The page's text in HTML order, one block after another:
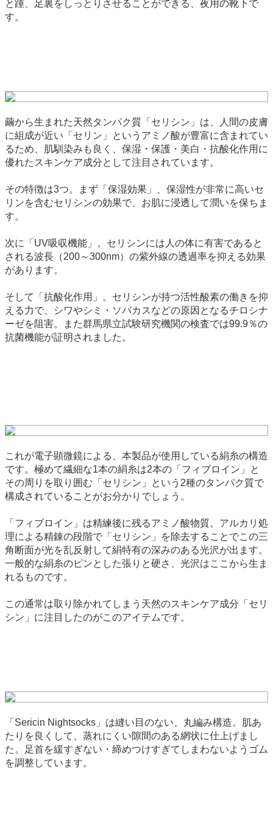
と踵、足裏をしっとりさせることができる、夜用の靴下で
す。
繭から生まれた天然タンパク質「セリシン」は、人間の皮膚
に組成が近い「セリン」というアミノ酸が豊富に含まれてい
るため、肌馴染みも良く、保湿・保護・美白・抗酸化作用に
優れたスキンケア成分として注目されています。
その特徴は3つ。まず「保湿効果」、保湿性が非常に高いセ
リンを含むセリシンの効果で、お肌に浸透して潤いを保ちま
す。
次に「UV吸収機能」。セリシンには人の体に有害であると
される波長（200～300nm）の紫外線の透過率を抑える効果
があります。
そして「抗酸化作用」。セリシンが持つ活性酸素の働きを抑
える力で、シワやシミ・ソバカスなどの原因となるチロシナ
ーゼを阻害。また群馬県立試験研究機関の検査では99.9％の
抗菌機能が証明されました。
これが電子顕微鏡による、本製品が使用している絹糸の構造
です。極めて繊細な1本の絹糸は2本の「フィブロイン」と
その周りを取り囲む「セリシン」という2種のタンパク質で
構成されていることがお分かりでしょう。
「フィブロイン」は精練後に残るアミノ酸物質。アルカリ処
理による精錬の段階で「セリシン」を除去することでこの三
角断面が光を乱反射して絹特有の深みのある光沢が出ます。
一般的な絹糸のピンとした張りと硬さ、光沢はここから生ま
れるものです。
この通常は取り除かれてしまう天然のスキンケア成分「セリ
シン」に注目したのがこのアイテムです。
「Sericin Nightsocks」は縫い目のない、丸編み構造。肌あ
たりを良くして、蒸れにくい隙間のある網状に仕上げまし
た。足首を緩すぎない・締めつけすぎてしまわないようゴム
を調整しています。